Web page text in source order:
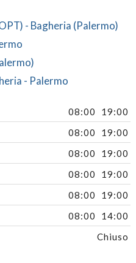
- Bagheria (Palermo)
- Palermo
08:00 19:00
08:00 19:00
08:00 19:00
08:00 19:00
08:00 19:00
08:00 14:00
Chiuso